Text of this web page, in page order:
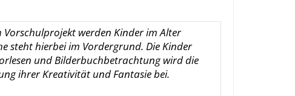
werden Kinder im Alter
steht hierbei im Vordergrund. Die Kinder
und Bilderbuchbetrachtung wird die
ihrer Kreativität und Fantasie bei.